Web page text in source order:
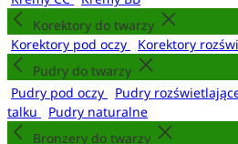
Korektory do twarzy
Korektory pod oczy
Korektory
Pudry do twarzy
Pudry pod oczy
Pudry
talku
Pudry naturalne
Bronzery do twarzy